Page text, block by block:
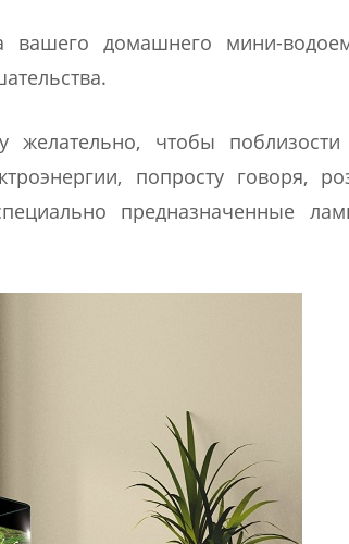
вашего домашнего мини-
желательно, чтобы
попросту говоря,
предназначенные